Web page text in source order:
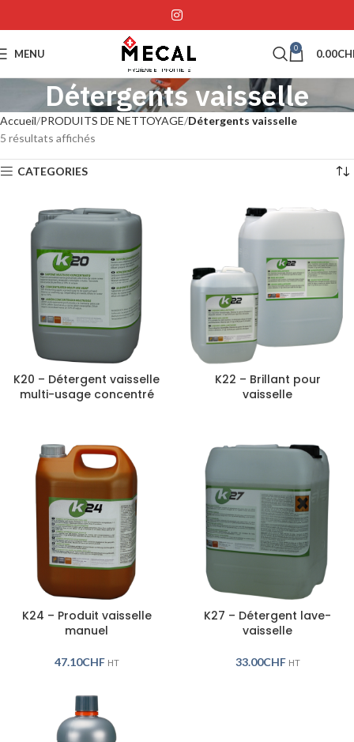
MENU 0 0.00
Détergents vaisselle
Accueil PRODUITS DE NETTOYAGE Détergents vaisselle
5 résultats affichés
CATEGORIES
K20 – Détergent vaisselle
multi-usage concentré
K22 – Brillant pour
vaisselle
K24 – Produit vaisselle
manuel
47.10CHF HT
K27 – Détergent lave-
vaisselle
33.00CHF HT